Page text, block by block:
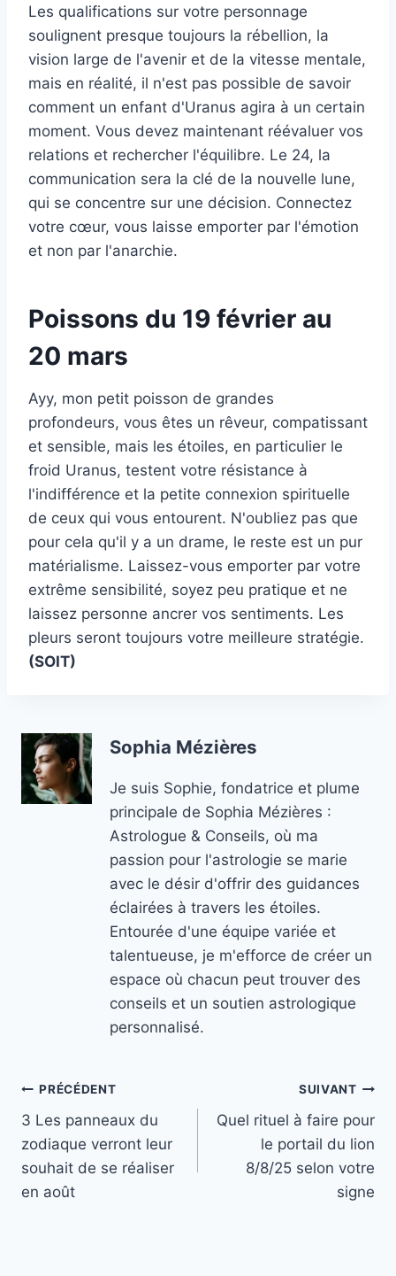
Les qualifications sur votre personnage
soulignent presque toujours la rébellion, la
vision large de l'avenir et de la vitesse mentale,
mais en réalité, il n'est pas possible de savoir
comment un enfant d'Uranus agira à un certain
moment. Vous devez maintenant réévaluer vos
relations et rechercher l'équilibre. Le 24, la
communication sera la clé de la nouvelle lune,
qui se concentre sur une décision. Connectez
votre cœur, vous laisse emporter par l'émotion
et non par l'anarchie.
Poissons du 19 février au
20 mars
Ayy, mon petit poisson de grandes
profondeurs, vous êtes un rêveur, compatissant
et sensible, mais les étoiles, en particulier le
froid Uranus, testent votre résistance à
l'indifférence et la petite connexion spirituelle
de ceux qui vous entourent. N'oubliez pas que
pour cela qu'il y a un drame, le reste est un pur
matérialisme. Laissez-vous emporter par votre
extrême sensibilité, soyez peu pratique et ne
laissez personne ancrer vos sentiments. Les
pleurs seront toujours votre meilleure stratégie.
(SOIT)
Sophia Mézières
Je suis Sophie, fondatrice et plume
principale de Sophia Mézières :
Astrologue & Conseils, où ma
passion pour l'astrologie se marie
avec le désir d'offrir des guidances
éclairées à travers les étoiles.
Entourée d'une équipe variée et
talentueuse, je m'efforce de créer un
espace où chacun peut trouver des
conseils et un soutien astrologique
personnalisé.
Navigation
de
l’article
PRÉCÉDENT
3 Les panneaux du
zodiaque verront leur
souhait de se réaliser
en août
SUIVANT
Quel rituel à faire pour
le portail du lion
8/8/25 selon votre
signe